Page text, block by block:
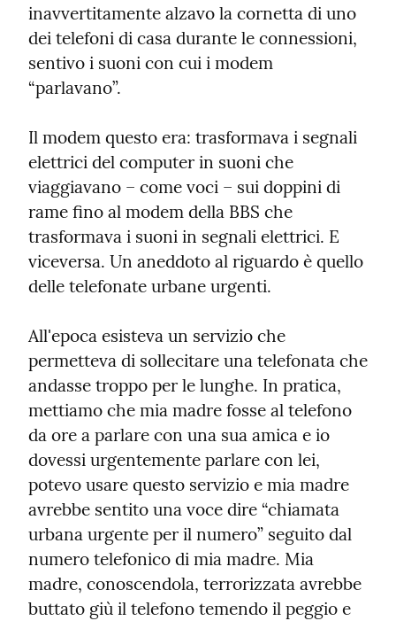
inavvertitamente alzavo la cornetta di uno
dei telefoni di casa durante le connessioni,
sentivo i suoni con cui i modem
“parlavano”.
Il modem questo era: trasformava i segnali
elettrici del computer in suoni che
viaggiavano – come voci – sui doppini di
rame fino al modem della BBS che
trasformava i suoni in segnali elettrici. E
viceversa. Un aneddoto al riguardo è quello
delle telefonate urbane urgenti.
All'epoca esisteva un servizio che
permetteva di sollecitare una telefonata che
andasse troppo per le lunghe. In pratica,
mettiamo che mia madre fosse al telefono
da ore a parlare con una sua amica e io
dovessi urgentemente parlare con lei,
potevo usare questo servizio e mia madre
avrebbe sentito una voce dire “chiamata
urbana urgente per il numero” seguito dal
numero telefonico di mia madre. Mia
madre, conoscendola, terrorizzata avrebbe
buttato giù il telefono temendo il peggio e